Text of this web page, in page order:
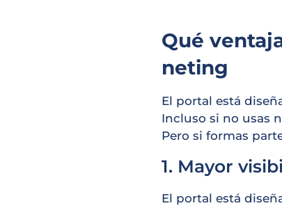
Qué
neting
El portal está
Incluso si no usas
Pero si formas
1. Mayor
El portal está